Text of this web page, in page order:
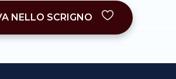
NELLO SCRIGNO